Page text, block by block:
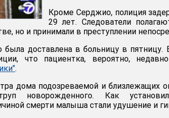
Кроме Серджио, полиция
29 лет. Следователи
но и принимали в преступлении
доставлена в больницу в пятницу.
что пациентка, вероятно,
.
дома подозреваемой и близлежащих
новорожденного. Как
смерти малыша стали удушение и